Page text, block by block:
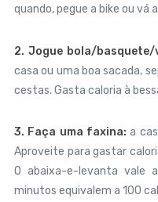
quando, pegue a bike ou vá
2. Jogue bola/basquete/
casa ou uma boa sacada,
cestas. Gasta caloria à
3. Faça uma faxina: a
Aproveite para gastar
O abaixa-e-levanta vale
minutos equivalem a 100